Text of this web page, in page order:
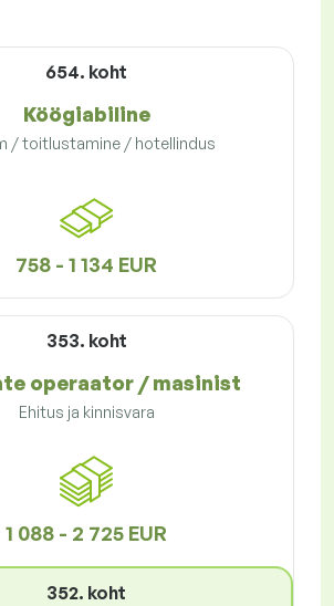
654. koht
Köögiabiline
/ toitlustamine / hotellindus
758 - 1 134 EUR
353. koht
operaator / masinist
Ehitus ja kinnisvara
1 088 - 2 725 EUR
352. koht